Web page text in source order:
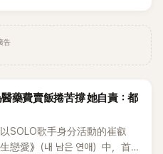
告
藥費賣飯捲苦撐 她自責：都
SOLO歌手身分活動的崔叡
戀愛》（내 남은 연애）中，首